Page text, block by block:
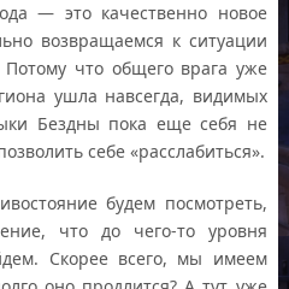
— это качественно новое
возвращаемся к ситуации
что общего врага уже
ушла навсегда, видимых
Бездны пока еще себя не
себе «расслабиться».
будем посмотреть,
что до чего-то уровня
Скорее всего, мы имеем